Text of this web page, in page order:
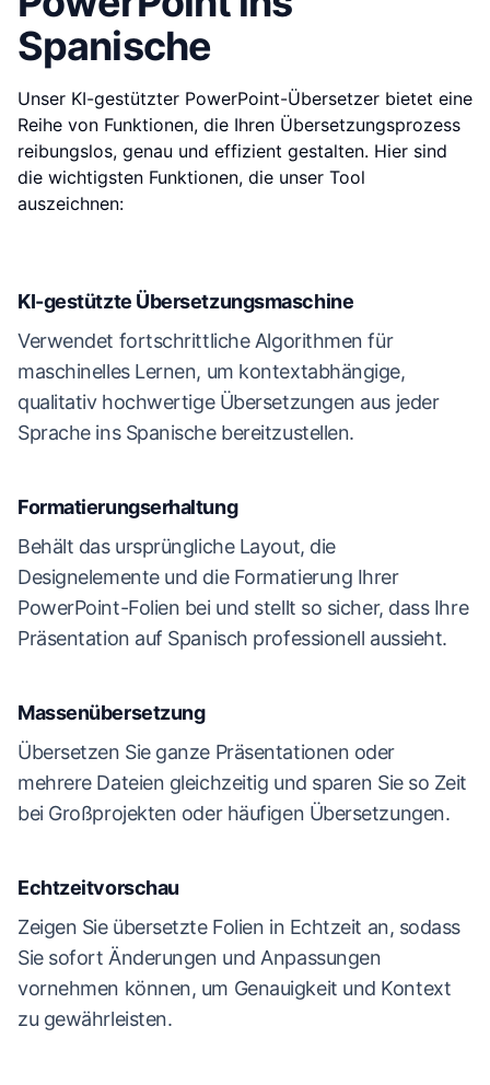
Spanische
Unser KI-gestützter PowerPoint-Übersetzer bietet eine
Reihe von Funktionen, die Ihren Übersetzungsprozess
reibungslos, genau und effizient gestalten. Hier sind
die wichtigsten Funktionen, die unser Tool
auszeichnen:
KI-gestützte Übersetzungsmaschine
Verwendet fortschrittliche Algorithmen für
maschinelles Lernen, um kontextabhängige,
qualitativ hochwertige Übersetzungen aus jeder
Sprache ins Spanische bereitzustellen.
Formatierungserhaltung
Behält das ursprüngliche Layout, die
Designelemente und die Formatierung Ihrer
PowerPoint-Folien bei und stellt so sicher, dass Ihre
Präsentation auf Spanisch professionell aussieht.
Massenübersetzung
Übersetzen Sie ganze Präsentationen oder
mehrere Dateien gleichzeitig und sparen Sie so Zeit
bei Großprojekten oder häufigen Übersetzungen.
Echtzeitvorschau
Zeigen Sie übersetzte Folien in Echtzeit an, sodass
Sie sofort Änderungen und Anpassungen
vornehmen können, um Genauigkeit und Kontext
zu gewährleisten.